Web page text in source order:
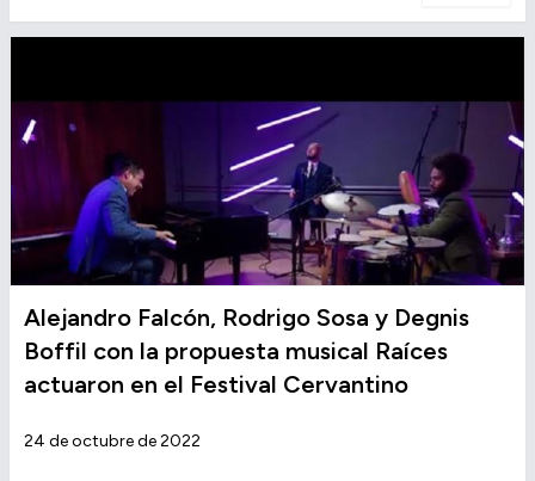
Alejandro Falcón, Rodrigo Sosa y Degnis
Boffil con la propuesta musical Raíces
actuaron en el Festival Cervantino
24 de octubre de 2022